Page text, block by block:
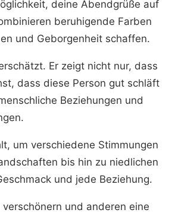
deine Abendgrüße auf
beruhigende Farben
und Geborgenheit schaffen.
Er zeigt nicht nur, dass
dass diese Person gut schläft
Beziehungen und
um verschiedene Stimmungen
bis hin zu niedlichen
und jede Beziehung.
und anderen eine